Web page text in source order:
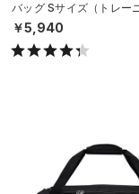
バッグ Sサイズ（トレー
SEX）
￥5,940